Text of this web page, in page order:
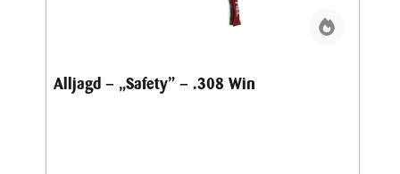
Alljagd – „Safety” – .308 Win